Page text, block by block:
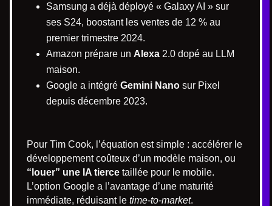
Samsung a déjà déployé « Galaxy AI » sur
ses S24, boostant les ventes de 12 % au
premier trimestre 2024.
Amazon prépare un Alexa 2.0 dopé au LLM
maison.
Google a intégré Gemini Nano sur Pixel
depuis décembre 2023.
Pour Tim Cook, l’équation est simple : accélérer le
développement coûteux d’un modèle maison, ou
“louer” une IA tierce taillée pour le mobile.
L’option Google a l’avantage d’une maturité
immédiate, réduisant le time-to-market.